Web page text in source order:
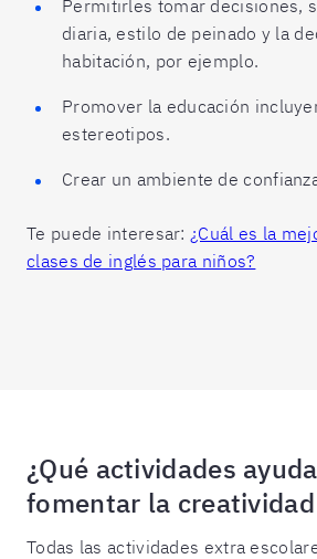
Permitirles tomar decisiones,
diaria, estilo de peinado y la
habitación, por ejemplo.
Promover la educación
estereotipos.
Crear un ambiente de
Te puede interesar: ¿Cuál es la
clases de inglés para niños?
¿Qué actividades
fomentar la
Todas las actividades extra